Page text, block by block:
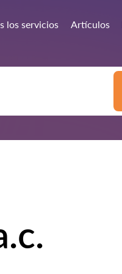
los servicios Artículos